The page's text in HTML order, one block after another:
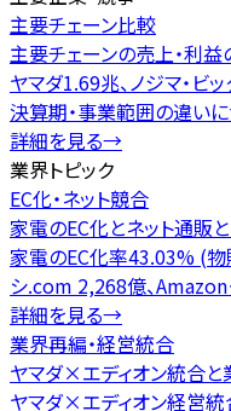
主要チェーン比較
主要チェーンの売上・利
ヤマダ1.69兆、ノジマ・ビ
決算期・事業範囲の違い
詳細を見る→
業界トピック
EC化・ネット競合
家電のEC化とネット通販
家電のEC化率43.03% (物
シ.com 2,268億、Amazon
詳細を見る→
業界再編・経営統合
ヤマダ×エディオン統合
ヤマダ×エディオン経営統